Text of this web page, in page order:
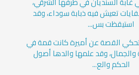
تعيش فيه ذبابة سوداء، وقد
استيقظت بس...
تحكي القصة عن أميرة كانت قمة في
والجمال، وقد علمها والدها أصول
الحكم والع...